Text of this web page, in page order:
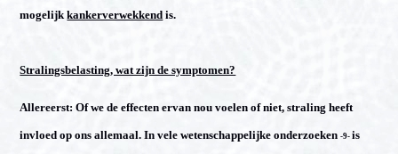
mogelijkkankerverwekkend is.
Stralingsbelasting, wat zijn de symptomen?
Allereerst: Of we de effecten ervan nou voelen of niet, straling heeft
invloed op ons allemaal. In vele wetenschappelijke onderzoeken-9-is